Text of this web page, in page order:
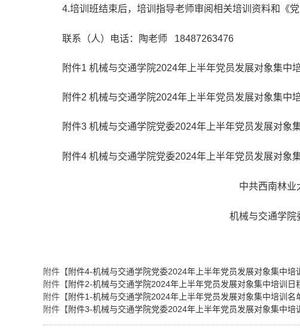
4.培训班结束后，培训指导老师审阅相关培训资料和《
联系（人）电话：陶老师 18487263476
附件1 机械与交通学院2024年上半年党员发展对象集中
附件2 机械与交通学院2024年上半年党员发展对象集中
附件3 机械与交通学院党委2024年上半年党员发展对象
附件4 机械与交通学院党委2024年上半年党员发展对象
中共西南林业大学 中共西南
机械与交通学院委员会 机
2024年5
附件【附件4-机械与交通学院党委2024年上半年党员发展对象集中培
附件【附件2-机械与交通学院2024年上半年党员发展对象集中培训日
附件【附件1-机械与交通学院2024年上半年党员发展对象集中培训名
附件【附件3-机械与交通学院党委2024年上半年党员发展对象集中培